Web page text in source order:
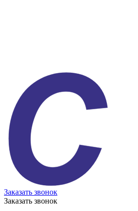
Заказать звонок
Заказать звонок